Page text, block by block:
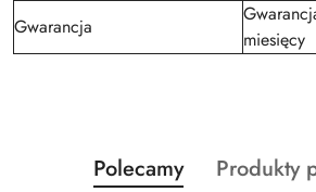
Gwarancja
miesięcy
Pomiń karuzelę produktów
Produkty
Polecamy
Produkty
Produkty